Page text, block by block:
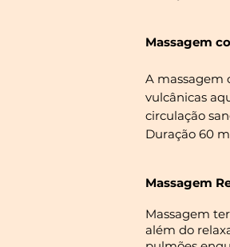
Massagem
A massagem
vulcânicas
circulação
Duração 60
Massagem
Massagem
além do